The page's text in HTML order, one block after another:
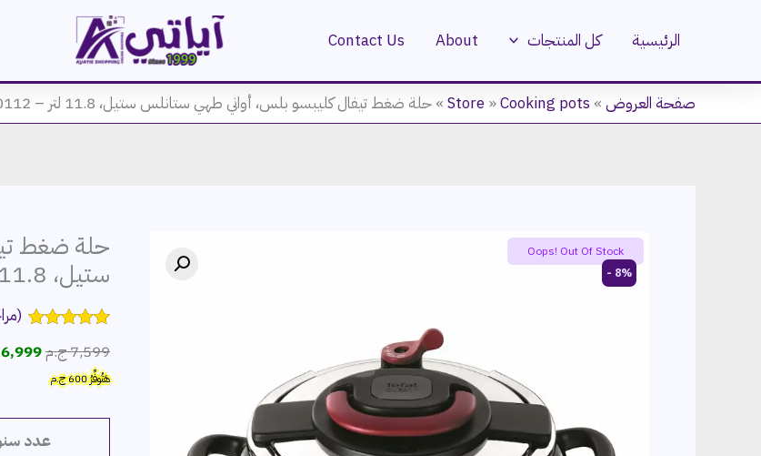
الرئيسية كل المنتجات About
Contact Us
صفحة العروض »
Store »Cooking pots
» حلة ضغط تيفال كليبسو بلس، أواني طهي ستانلس ستيل، 11.8 لتر – 500112
Oops! Out Of Stock
8% -
حلة ضغط
ستيل، 11.8 لتر – 500112
5.00
من 5
بناءً على
تقييم عميل
7,599ج.مالسعر
6,999
هَتُوفِّرُ600ج.م
عدد